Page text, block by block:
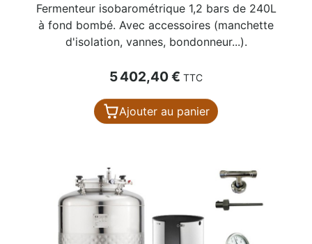
Fermenteur isobarométrique 1,2 bars de 240L
à fond bombé. Avec accessoires (manchette
d'isolation, vannes, bondonneur...).
Prix
5 402,40 € TTC
Ajouter au panier